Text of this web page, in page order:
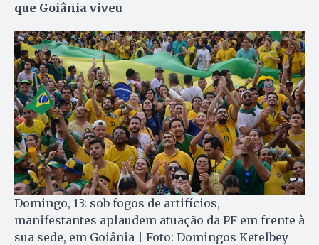
que Goiânia viveu
Domingo, 13: sob fogos de artifícios,
manifestantes aplaudem atuação da PF em frente à
sua sede, em Goiânia | Foto: Domingos Ketelbey